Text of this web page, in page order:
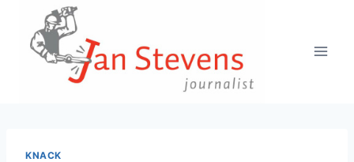
Doorgaan
inhoud
KNACK